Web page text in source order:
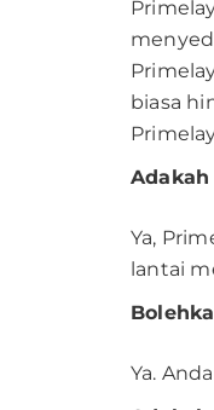
biasa
Ya,
lantai
Ya.